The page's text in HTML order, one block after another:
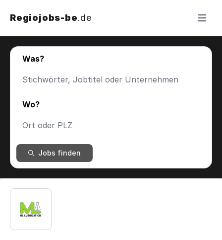
Regiojobs-be.de Menü
Was?
Wo?
Jobs finden